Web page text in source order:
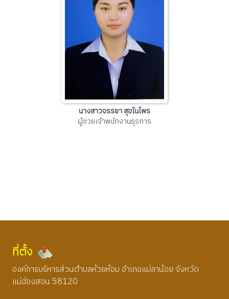
นางสาวจรรยา สุขในไพร
ผู้ช่วยเจ้าพนักงานธุรการ
ที่ตั้ง
องค์การบริหารส่วนตำบลห้วยห้อม อำเภอแม่ลาน้อย จังหวัด
แม่ฮ่องสอน 58120